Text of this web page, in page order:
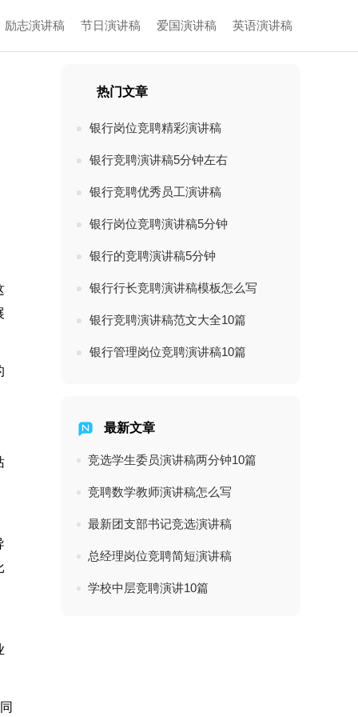
励志演讲稿 节日演讲稿 爱国演讲稿 英语演讲稿
热门文章
银行岗位竞聘精彩演讲稿
银行竞聘演讲稿5分钟左右
银行竞聘优秀员工演讲稿
银行岗位竞聘演讲稿5分钟
银行的竞聘演讲稿5分钟
银行行长竞聘演讲稿模板怎么写
银行竞聘演讲稿范文大全10篇
银行管理岗位竞聘演讲稿10篇
最新文章
竞选学生委员演讲稿两分钟10篇
竞聘数学教师演讲稿怎么写
最新团支部书记竞选演讲稿
总经理岗位竞聘简短演讲稿
学校中层竞聘演讲10篇